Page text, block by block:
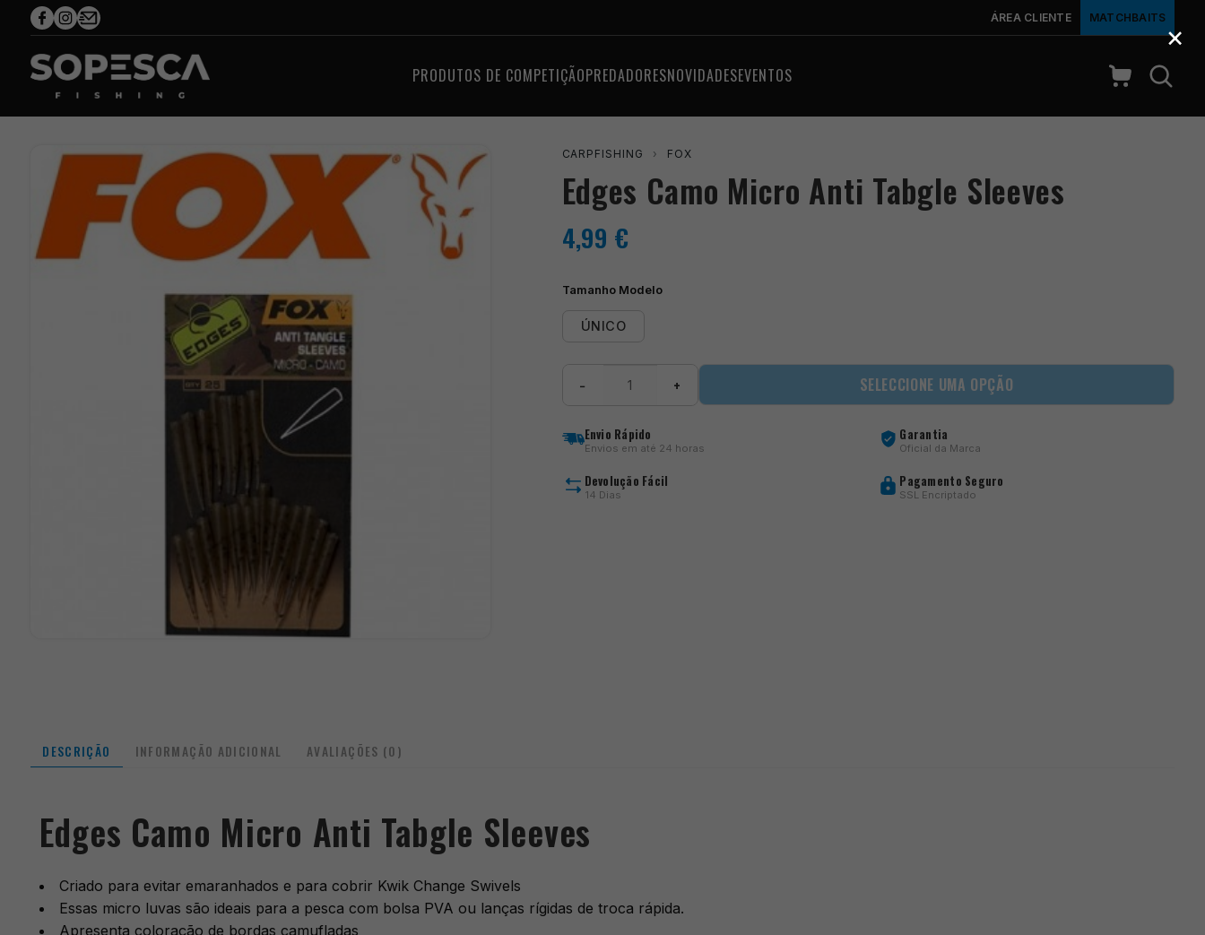
ÁREA CLIENTE MATCHBAITS
PRODUTOS DE COMPETIÇÃOPREDADORESNOVIDADESEVENTOS
CARPFISHING › FOX
Edges Camo Micro Anti Tabgle Sleeves
4,99 €
Tamanho Modelo
ÚNICO
Micro
Anti
Sleeves
− + SELECCIONE UMA OPÇÃO
Envio Rápido
Envios em até 24 horas
Garantia
Oficial da Marca
Devolução Fácil
14 Dias
Pagamento Seguro
SSL Encriptado
DESCRIÇÃO INFORMAÇÃO ADICIONAL AVALIAÇÕES (0)
Edges Camo Micro Anti Tabgle Sleeves
Criado para evitar emaranhados e para cobrir Kwik Change Swivels
Essas micro luvas são ideais para a pesca com bolsa PVA ou lanças rígidas de troca rápida.
Apresenta coloração de bordas camufladas
×